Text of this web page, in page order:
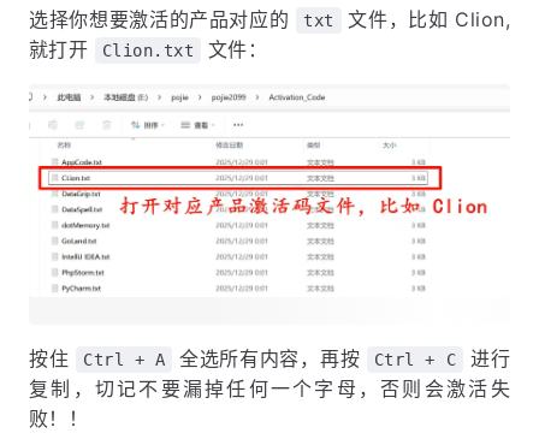
选择你想要激活的产品对应的 txt
文件，比如 Clion,
就打开
Clion.txt 文件：
按住 Ctrl + A 全选所有内容，再按 Ctrl + C
进行
复制，切记不要漏掉任何一个字母，否则会激活失
败！！